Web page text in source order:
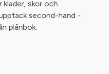
kläder, skor och
second-hand -
plånbok.